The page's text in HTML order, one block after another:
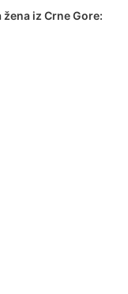
iz Crne Gore: